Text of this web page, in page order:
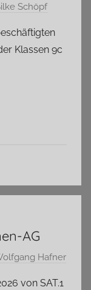
Schöpf
Klassen 9c
AG
Hafner
von SAT.1